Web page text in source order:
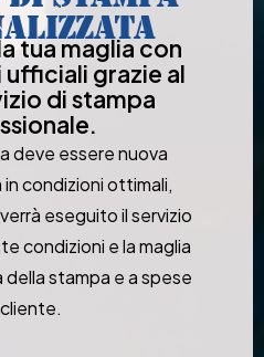
tua maglia con
ufficiali grazie al
di stampa
deve essere nuova
condizioni ottimali,
eseguito il servizio
condizioni e la maglia
stampa e a spese